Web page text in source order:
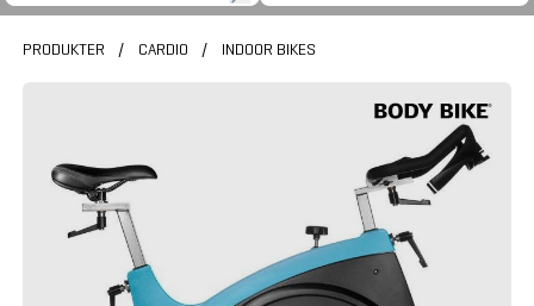
PRODUKTER / CARDIO / INDOOR BIKES